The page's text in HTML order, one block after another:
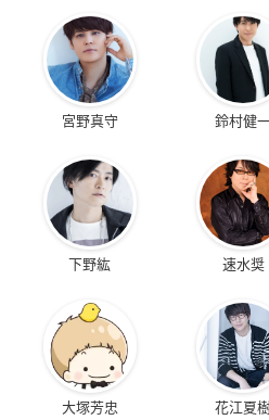
宮野真守 鈴村健
下野紘 速水奨
大塚芳忠 花江夏